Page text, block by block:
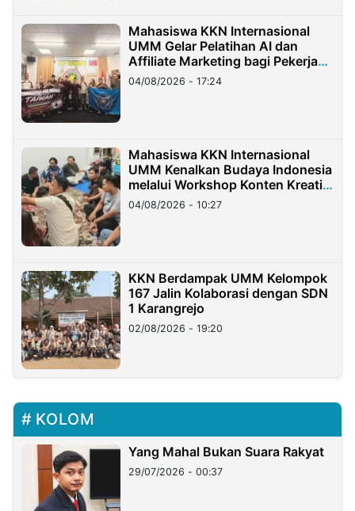
Mahasiswa KKN Internasional
UMM Gelar Pelatihan AI dan
Affiliate Marketing bagi Pekerja
Migran Indonesia di Taiwan
04/08/2026 - 17:24
Mahasiswa KKN Internasional
UMM Kenalkan Budaya Indonesia
melalui Workshop Konten Kreatif
di Taiwan
04/08/2026 - 10:27
KKN Berdampak UMM Kelompok
167 Jalin Kolaborasi dengan SDN
1 Karangrejo
02/08/2026 - 19:20
KOLOM
Yang Mahal Bukan Suara Rakyat
29/07/2026 - 00:37